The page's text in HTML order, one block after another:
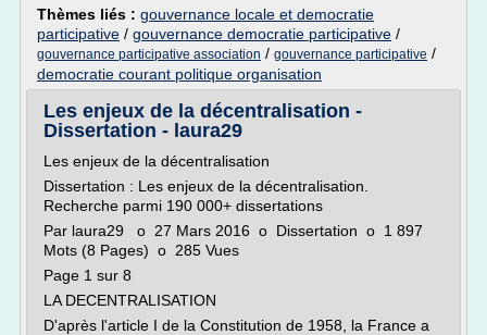
Thèmes liés : gouvernance locale et democratie
participative / gouvernance democratie participative /
gouvernance participative association / gouvernance participative /
democratie courant politique organisation
Les enjeux de la décentralisation -
Dissertation - laura29
Les enjeux de la décentralisation
Dissertation : Les enjeux de la décentralisation.
Recherche parmi 190 000+ dissertations
Par laura29 o 27 Mars 2016 o Dissertation o 1 897
Mots (8 Pages) o 285 Vues
Page 1 sur 8
LA DECENTRALISATION
D'après l'article I de la Constitution de 1958, la France a